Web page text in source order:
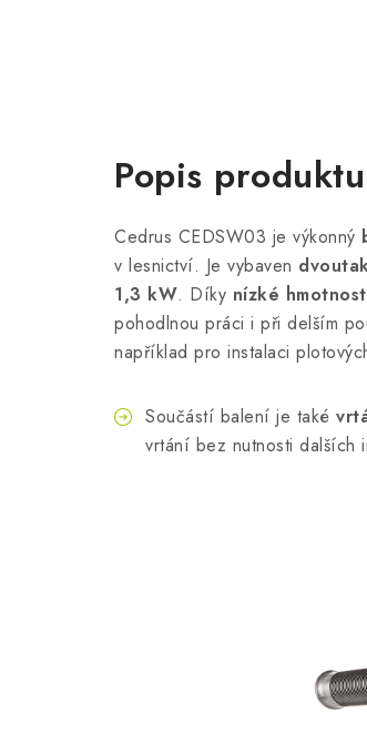
Popis produktu
Cedrus CEDSW03 je výkonný
v lesnictví. Je vybaven
1,3 kW. Díky nízké
pohodlnou práci i při delším
například pro instalaci
Součástí balení je také
vrtání bez nutnosti dalších